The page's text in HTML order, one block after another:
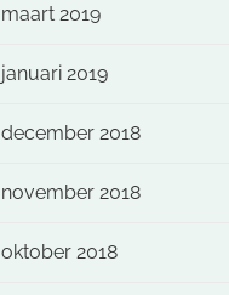
maart 2019
januari 2019
december 2018
november 2018
oktober 2018